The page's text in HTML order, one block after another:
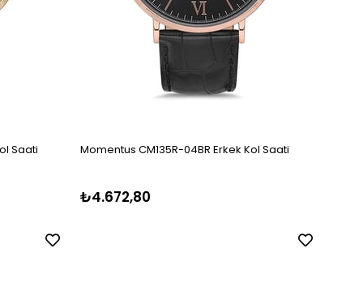
Saati Momentus CM135R-04BR Erkek Kol Saati
₺4.672,80